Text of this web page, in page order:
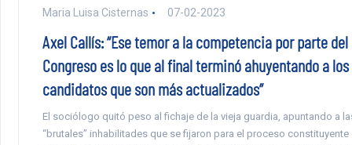
Maria Luisa Cisternas 07-02-2023
Axel Callís: “Ese temor a la competencia por parte del
Congreso es lo que al final terminó ahuyentando a los
candidatos que son más actualizados”
El sociólogo quitó peso al fichaje de la vieja guardia, apuntando a
“brutales” inhabilitades que se fijaron para el proceso constituyente